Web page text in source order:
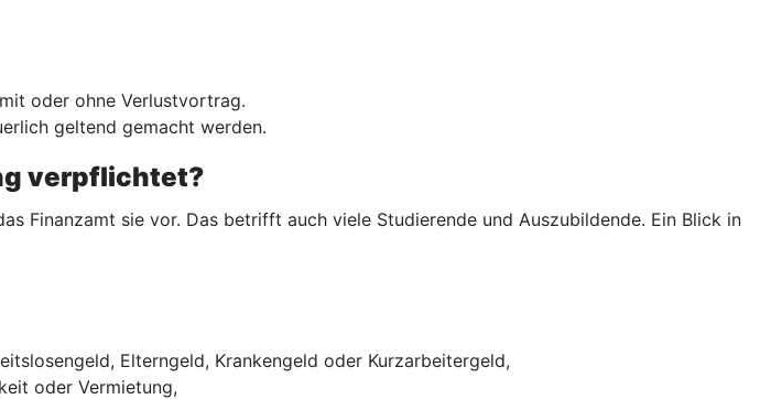
oder ohne Verlustvortrag.
geltend gemacht werden.
verpflichtet?
Finanzamt sie vor. Das betrifft auch viele Studierende und Auszubildende. Ein Blick in
Elterngeld, Krankengeld oder Kurzarbeitergeld,
oder Vermietung,